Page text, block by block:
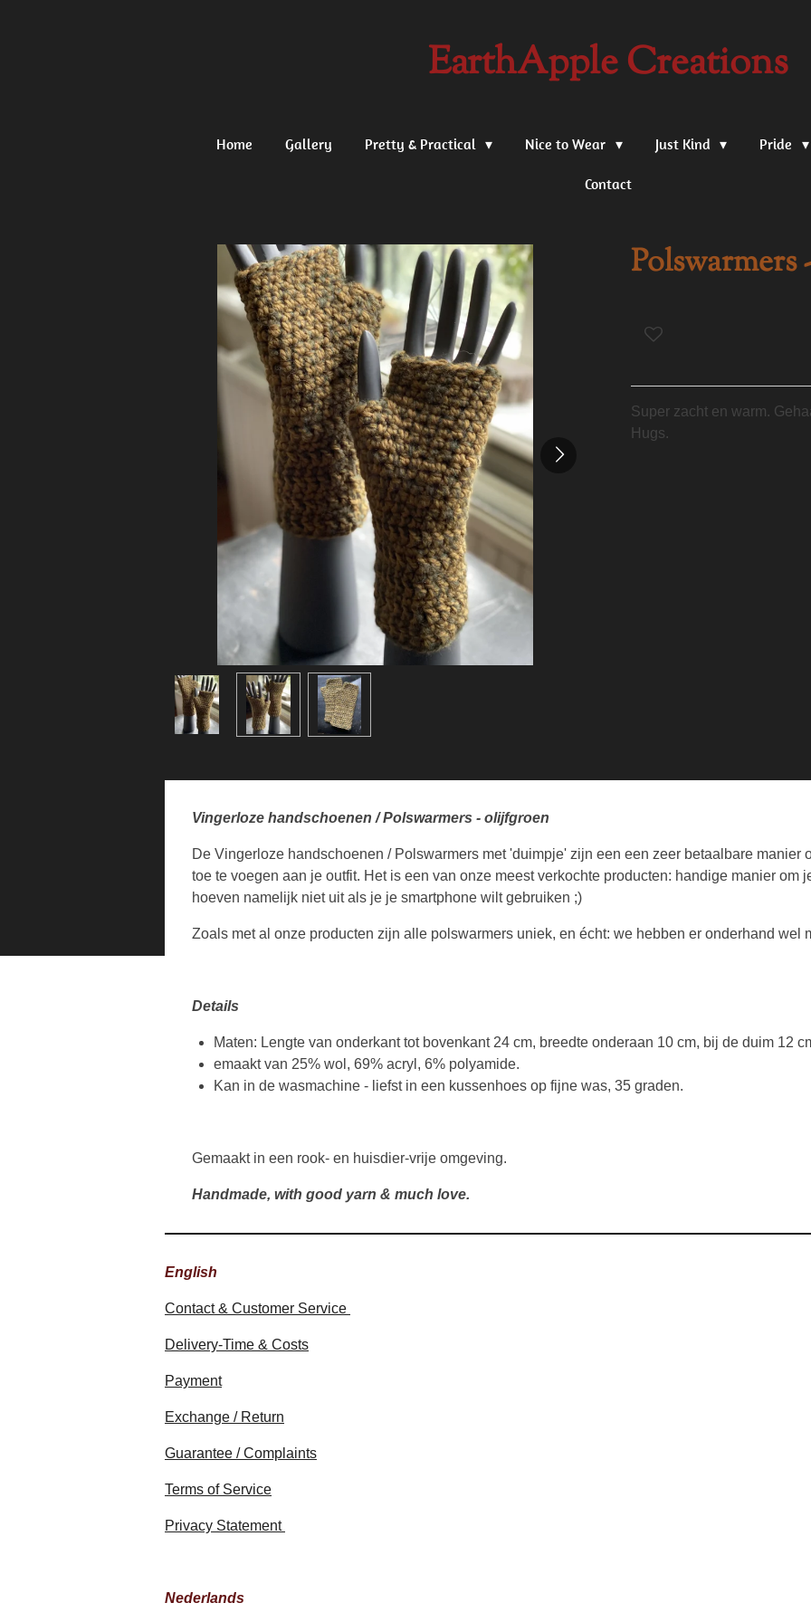
EarthApple Creations
Home Gallery Pretty & Practical Nice to Wear Just Kind Pride
Contact
Super zacht en warm.
Hugs.
Vingerloze handschoenen / Polswarmers - olijfgroen
De Vingerloze handschoenen / Polswarmers met 'duimpje' zijn een een zeer betaalbare manier
toe te voegen aan je outfit. Het is een van onze meest verkochte producten: handige manier om
hoeven namelijk niet uit als je je smartphone wilt gebruiken ;)
Zoals met al onze producten zijn alle polswarmers uniek, en écht: we hebben er onderhand wel
Details
Maten: Lengte van onderkant tot bovenkant 24 cm, breedte onderaan 10 cm, bij de duim 12
emaakt van 25% wol, 69% acryl, 6% polyamide.
Kan in de wasmachine - liefst in een kussenhoes op fijne was, 35 graden.
Gemaakt in een rook- en huisdier-vrije omgeving.
Handmade, with good yarn & much love.
English
Contact & Customer Service
Delivery-Time & Costs
Payment
Exchange / Return
Guarantee / Complaints
Terms of Service
Privacy Statement
Nederlands